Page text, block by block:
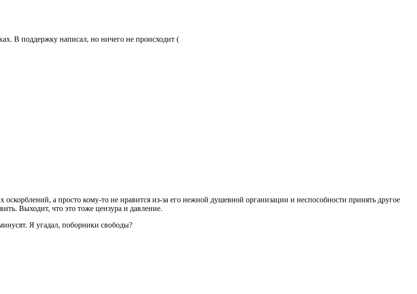
В поддержку написал, но ничего не происходит (
а просто кому-то не нравится из-за его нежной душевной организации и неспособности принять другое
Выходит, что это тоже цензура и давление.
Я угадал, поборники свободы?